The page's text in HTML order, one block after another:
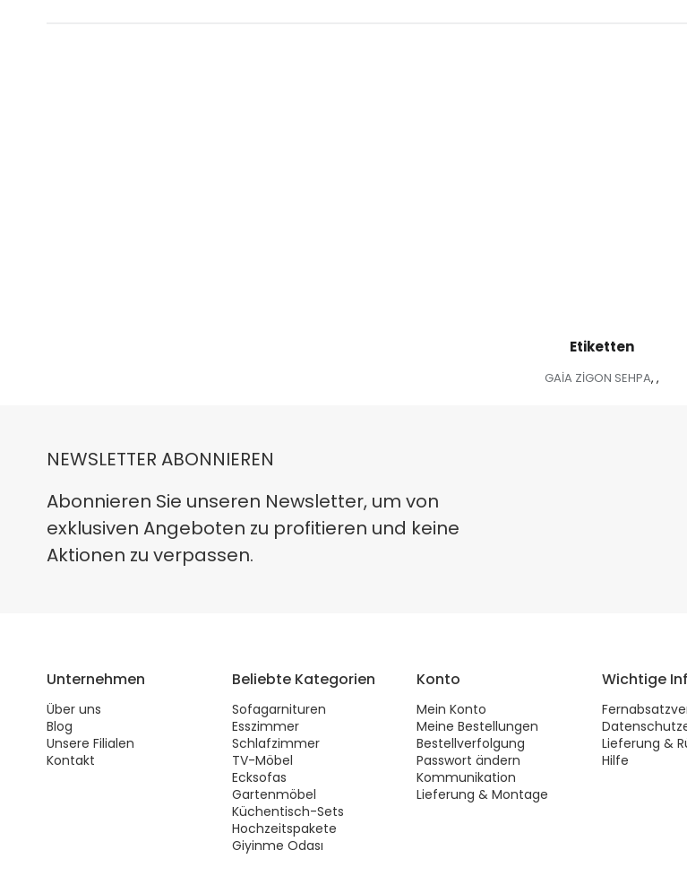
Etiketten
GAİA ZİGON SEHPA, ,
NEWSLETTER ABONNIEREN
Abonnieren Sie unseren Newsletter, um von
exklusiven Angeboten zu profitieren und keine
Aktionen zu verpassen.
Unternehmen
Über uns
Blog
Unsere Filialen
Kontakt
Beliebte Kategorien
Sofagarnituren
Esszimmer
Schlafzimmer
TV-Möbel
Ecksofas
Gartenmöbel
Küchentisch-Sets
Hochzeitspakete
Giyinme Odası
Konto
Mein Konto
Meine Bestellungen
Bestellverfolgung
Passwort ändern
Kommunikation
Lieferung & Montage
Wichtige
Lieferung &
Hilfe